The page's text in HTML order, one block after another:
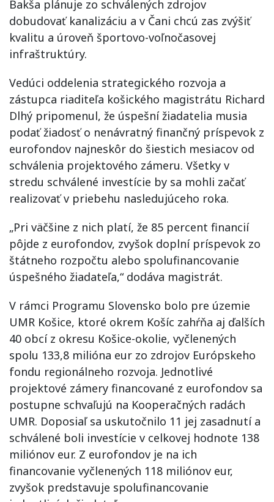
Bakša plánuje zo schválených zdrojov
dobudovať kanalizáciu a v Čani chcú zas zvýšiť
kvalitu a úroveň športovo-voľnočasovej
infraštruktúry.
Vedúci oddelenia strategického rozvoja a
zástupca riaditeľa košického magistrátu Richard
Dlhý pripomenul, že úspešní žiadatelia musia
podať žiadosť o nenávratný finančný príspevok z
eurofondov najneskôr do šiestich mesiacov od
schválenia projektového zámeru. Všetky v
stredu schválené investície by sa mohli začať
realizovať v priebehu nasledujúceho roka.
„Pri väčšine z nich platí, že 85 percent financií
pôjde z eurofondov, zvyšok doplní príspevok zo
štátneho rozpočtu alebo spolufinancovanie
úspešného žiadateľa,“ dodáva magistrát.
V rámci Programu Slovensko bolo pre územie
UMR Košice, ktoré okrem Košíc zahŕňa aj ďalších
40 obcí z okresu Košice-okolie, vyčlenených
spolu 133,8 milióna eur zo zdrojov Európskeho
fondu regionálneho rozvoja. Jednotlivé
projektové zámery financované z eurofondov sa
postupne schvaľujú na Kooperačných radách
UMR. Doposiaľ sa uskutočnilo 11 jej zasadnutí a
schválené boli investície v celkovej hodnote 138
miliónov eur. Z eurofondov je na ich
financovanie vyčlenených 118 miliónov eur,
zvyšok predstavuje spolufinancovanie